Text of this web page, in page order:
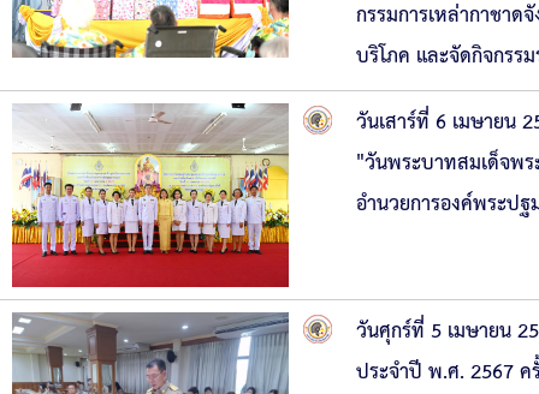
กรรมการเหล่ากาชา
บริโภค และจัดกิจกรร
วันเสาร์ที่ 6 เมษายน
"วันพระบาทสมเด็จพ
อำนวยการองค์พระปฐ
วันศุกร์ที่ 5 เมษายน
ประจำปี พ.ศ. 2567